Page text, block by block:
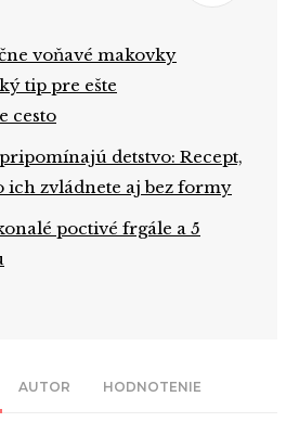
AUTOR HODNOTENIE
voňavé makovky
tip pre ešte
cesto
detstvo: Recept,
ich zvládnete aj bez formy
poctivé frgále a 5